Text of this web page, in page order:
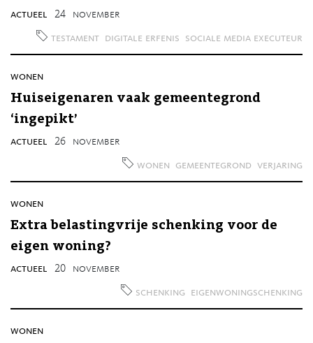
actueel 24 november
testament digitale erfenis sociale media executeur
wonen
Huiseigenaren vaak gemeentegrond
‘ingepikt’
actueel 26 november
wonen gemeentegrond verjaring
wonen
Extra belastingvrije schenking voor de
eigen woning?
actueel 20 november
schenking eigenwoningschenking
wonen